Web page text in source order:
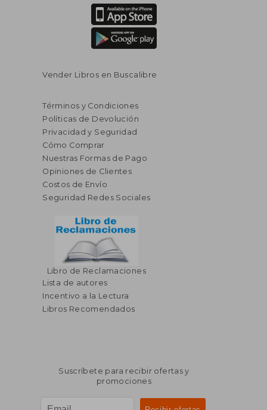
Vender Libros en Buscalibre
Términos y Condiciones
Políticas de Devolución
Privacidad y Seguridad
Cómo Comprar
Nuestras Formas de Pago
Opiniones de Clientes
Costos de Envío
Seguridad Redes Sociales
Libro de Reclamaciones
Lista de autores
Incentivo a la Lectura
Libros Recomendados
Suscríbete para recibir ofertas y
promociones